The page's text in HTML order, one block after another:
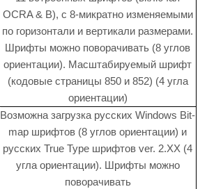
OCRA & B), с 8-микратно изменяемыми
по горизонтали и вертикали размерами.
Шрифты можно поворачивать (8 углов
ориентации). Масштабируемый шрифт
(кодовые страницы 850 и 852) (4 угла
ориентации)
Возможна загрузка русских Windows Bit-
map шрифтов (8 углов ориентации) и
русских True Type шрифтов ver. 2.XX (4
угла ориентации). Шрифты можно
поворачивать